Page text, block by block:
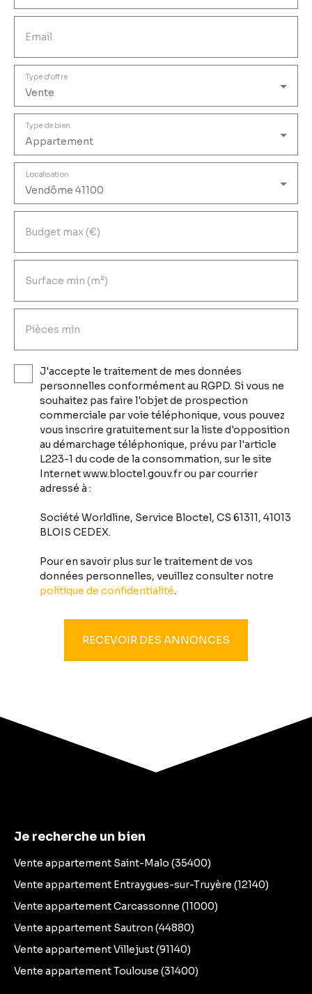
Email
Vente
Type d'offre
Appartement
Type de bien
Vendôme 41100
Localisation
Budget max (€)
Surface min (m²)
Pièces min
J'accepte le traitement de mes données
personnelles conformément au RGPD. Si vous ne
souhaitez pas faire l'objet de prospection
commerciale par voie téléphonique, vous pouvez
vous inscrire gratuitement sur la liste d'opposition
au démarchage téléphonique, prévu par l'article
L223-1 du code de la consommation, sur le site
Internet www.bloctel.gouv.fr ou par courrier
adressé à :
Société Worldline, Service Bloctel, CS 61311, 41013
BLOIS CEDEX.
Pour en savoir plus sur le traitement de vos
données personnelles, veuillez consulter notre
politique de confidentialité.
RECEVOIR DES ANNONCES
Je recherche un bien
Vente appartement Saint-Malo (35400)
Vente appartement Entraygues-sur-Truyère (12140)
Vente appartement Carcassonne (11000)
Vente appartement Sautron (44880)
Vente appartement Villejust (91140)
Vente appartement Toulouse (31400)